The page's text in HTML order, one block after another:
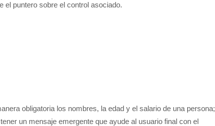
el puntero sobre el control asociado.
obligatoria los nombres, la edad y el salario de una persona;
un mensaje emergente que ayude al usuario final con el